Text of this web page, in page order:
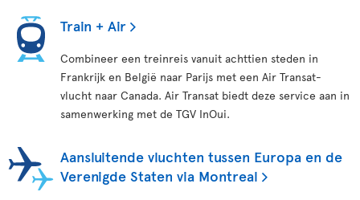
Train + Air
Combineer een treinreis vanuit achttien steden in
Frankrijk en België naar Parijs met een Air Transat-
vlucht naar Canada. Air Transat biedt deze service aan in
samenwerking met de TGV InOui.
Aansluitende vluchten tussen Europa en de
Verenigde Staten via Montreal